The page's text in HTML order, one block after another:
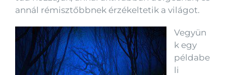
annál rémisztőbbnek érzékeltetik a világot.
Vegyün
k egy
példabe
li